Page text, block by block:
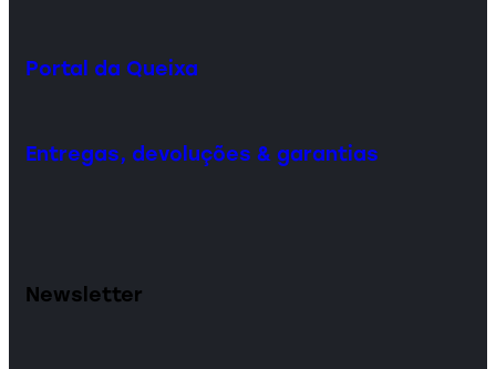
Portal da Queixa
Entregas, devoluções & garantias
Newsletter